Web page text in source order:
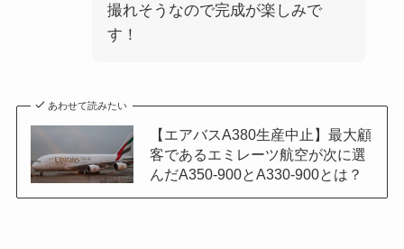
撮れそうなので完成が楽しみで
す！
あわせて読みたい
【エアバスA380生産中止】最大顧
客であるエミレーツ航空が次に選
んだA350-900とA330-900とは？